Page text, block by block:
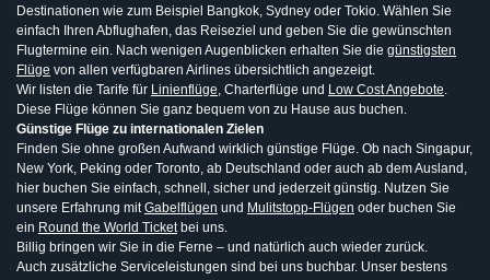
Destinationen wie zum Beispiel Bangkok, Sydney oder Tokio. Wählen Sie
einfach Ihren Abflughafen, das Reiseziel und geben Sie die gewünschten
Flugtermine ein. Nach wenigen Augenblicken erhalten Sie die günstigsten
Flüge von allen verfügbaren Airlines übersichtlich angezeigt.
Wir listen die Tarife für Linienflüge, Charterflüge und Low Cost Angebote.
Diese Flüge können Sie ganz bequem von zu Hause aus buchen.
Günstige Flüge zu internationalen Zielen
Finden Sie ohne großen Aufwand wirklich günstige Flüge. Ob nach Singapur,
New York, Peking oder Toronto, ab Deutschland oder auch ab dem Ausland,
hier buchen Sie einfach, schnell, sicher und jederzeit günstig. Nutzen Sie
unsere Erfahrung mitGabelflügen und Mulitstopp-Flügen oder buchen Sie
ein Round the World Ticketbei uns.
Billig bringen wir Sie in die Ferne – und natürlich auch wieder zurück.
Auch zusätzliche Serviceleistungen sind bei uns buchbar. Unser bestens